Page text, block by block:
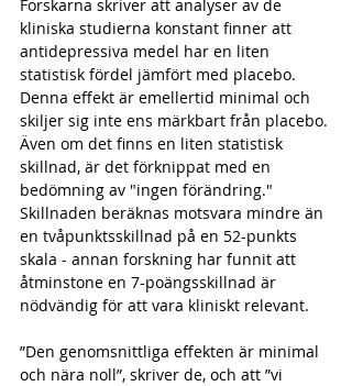
Forskarna skriver att analyser av de
kliniska studierna konstant finner att
antidepressiva medel har en liten
statistisk fördel jämfört med placebo.
Denna effekt är emellertid minimal och
skiljer sig inte ens märkbart från placebo.
Även om det finns en liten statistisk
skillnad, är det förknippat med en
bedömning av "ingen förändring."
Skillnaden beräknas motsvara mindre än
en tvåpunktsskillnad på en 52-punkts
skala - annan forskning har funnit att
åtminstone en 7-poängsskillnad är
nödvändig för att vara kliniskt relevant.
”Den genomsnittliga effekten är minimal
och nära noll”, skriver de, och att ”vi